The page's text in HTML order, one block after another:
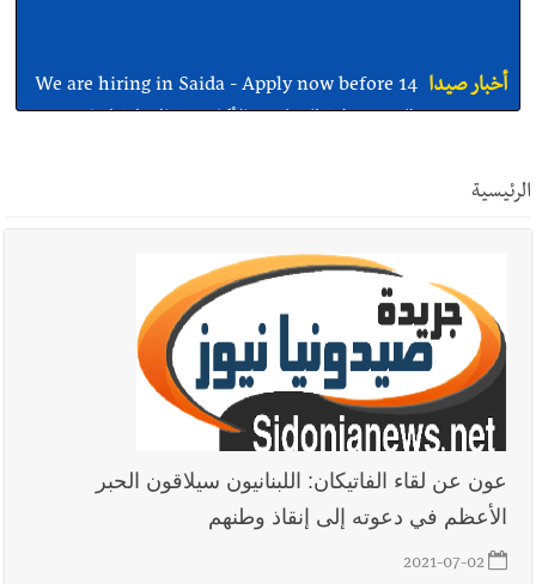
أخبار صيدا
بالصور : بلدية صيدا تستقبل السيد محمد زيدان:
استعراض شامل لمشاريع وتأكيدٌ على حماية القيمة التراثية للمدينة
القديمة
أخبار صيدا عمر مرجان يطلق أكاديمية نادي الحرية لكرة القدم
أخبار لبنان قائد الجيش اللبناني العماد رودولف هيكل استقبل
الرئيسية
عون عن لقاء الفاتيكان: اللبنانيون سيلاقون الحبر
الأعظم في دعوته إلى إنقاذ وطنهم
2021-07-02